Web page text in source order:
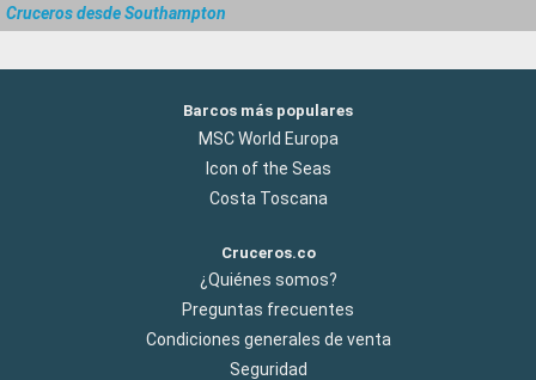
Cruceros desde Southampton
Barcos más populares
MSC World Europa
Icon of the Seas
Costa Toscana
Cruceros.co
¿Quiénes somos?
Preguntas frecuentes
Condiciones generales de venta
Seguridad